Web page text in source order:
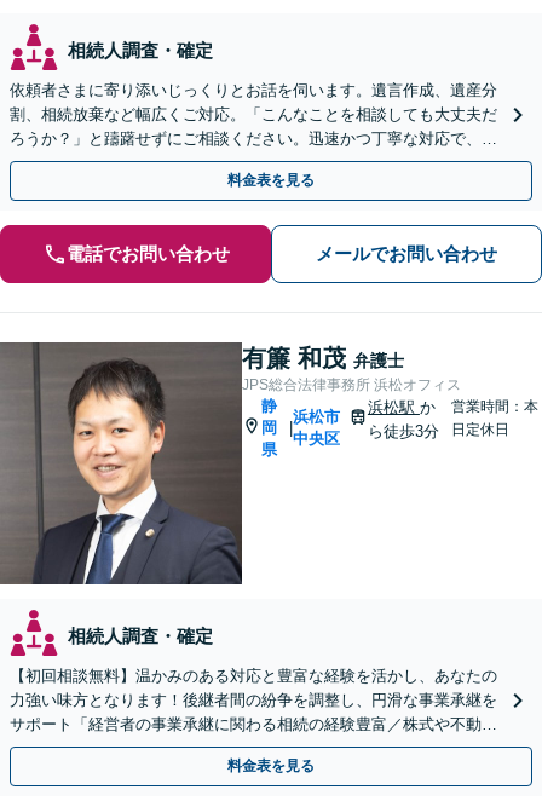
相続人調査・確定
依頼者さまに寄り添いじっくりとお話を伺います。遺言作成、遺産分
割、相続放棄など幅広くご対応。「こんなことを相談しても大丈夫だ
ろうか？」と躊躇せずにご相談ください。迅速かつ丁寧な対応で、今
後の親族関係も考慮しながら進めます。
料金表を見る
電話でお問い合わせ メールでお問い合わせ
有簾 和茂 弁護士
JPS総合法律事務所 浜松オフィス
静
岡
県
浜松市
中央区
浜松駅 か
ら徒歩3分
営業時間：本
日定休日
相続人調査・確定
【初回相談無料】温かみのある対応と豊富な経験を活かし、あなたの
力強い味方となります！後継者間の紛争を調整し、円滑な事業承継を
サポート「経営者の事業承継に関わる相続の経験豊富／株式や不動産
の名義変更など、事業承継特有の資産管理の問題に精通」
料金表を見る